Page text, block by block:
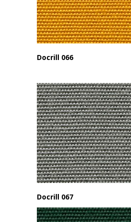
Docrill 066
Docrill 067